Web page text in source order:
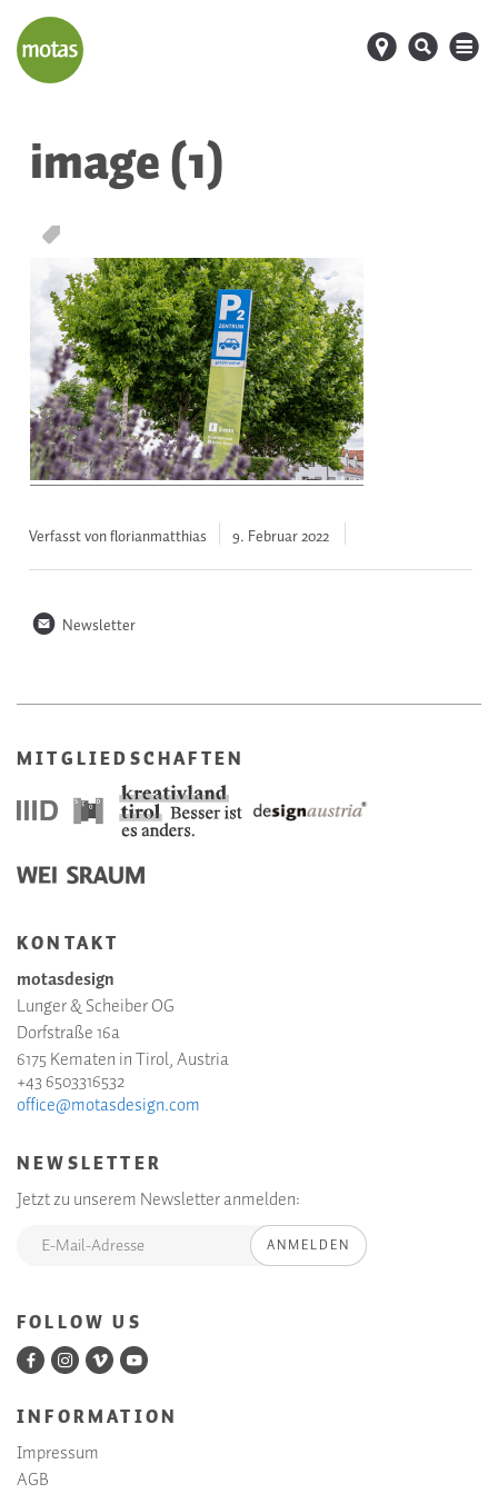
d s M
image (1)
T
Verfasst von florianmatthias 9. Februar2022
n Newsletter
MITGLIEDSCHAFTEN
KONTAKT
motasdesign
Lunger & Scheiber OG
Dorfstraße 16a
6175 Kematen in Tirol, Austria
+43 6503316532
office@motasdesign.com
NEWSLETTER
Jetzt zu unserem Newsletter anmelden:
ANMELDEN
FOLLOW US
INFORMATION
Impressum
AGB